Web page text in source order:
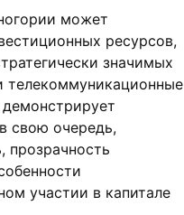
может
ресурсов,
значимых
телекоммуникационные
свою очередь,
прозрачность
участии в капитале